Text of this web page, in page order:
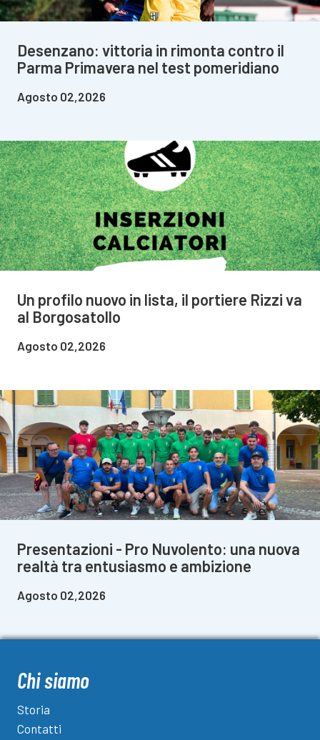
Desenzano: vittoria in rimonta contro il
Parma Primavera nel test pomeridiano
Agosto 02,2026
Un profilo nuovo in lista, il portiere Rizzi va
al Borgosatollo
Agosto 02,2026
Presentazioni - Pro Nuvolento: una nuova
realtà tra entusiasmo e ambizione
Agosto 02,2026
Chi siamo
Storia
Contatti